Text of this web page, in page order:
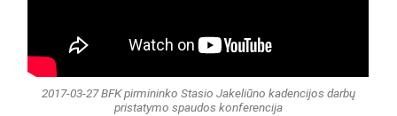
2017-03-27 BFK pirmininko Stasio Jakeliūno kadencijos darbų
pristatymo spaudos konferencija